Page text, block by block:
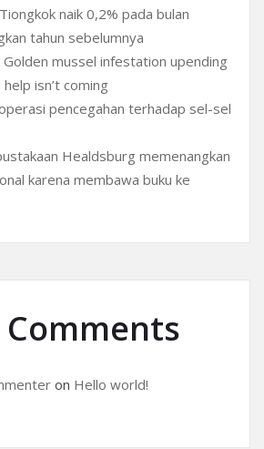
naik 0,2% pada bulan
tahun sebelumnya
Golden mussel infestation upending
isn’t coming
pencegahan terhadap sel-sel
Healdsburg memenangkan
karena membawa buku ke
Comments
on Hello world!